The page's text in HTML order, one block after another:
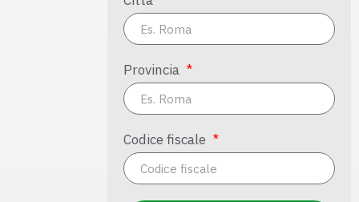
Provincia
Codice fiscale